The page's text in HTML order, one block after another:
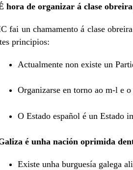
hora de organizar á clase
fai un chamamento á clase
principios:
Actualmente non existe un
Organizarse en torno ao m-l e
O Estado español é un Estado
é unha nación oprimida
Existe unha burguesía galega